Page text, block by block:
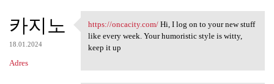
카지노
18.01.2024
Adres
https://oncacity.com/ Hi, I
https://oncacity.com/Hi, I log on to your new stuff
like every week. Your humoristic style is witty,
keep it up